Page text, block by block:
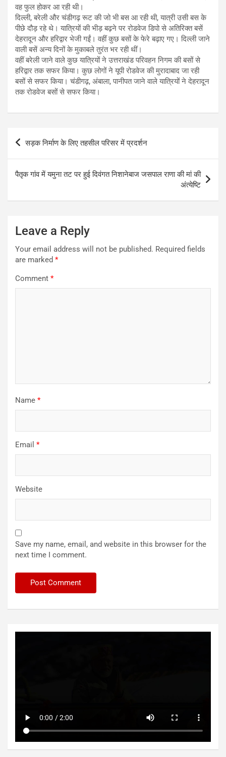
वह फुल होकर आ रही थी।
दिल्ली, बरेली और चंडीगढ़ रूट की जो भी बस आ रही थी, यात्री उसी बस के
पीछे दौड़ रहे थे। यात्रियों की भीड़ बढ़ने पर रोडवेज डिपो से अतिरिक्त बसें
देहरादून और हरिद्वार भेजी गईं। वहीं कुछ बसों के फेरे बढ़ाए गए। दिल्ली जाने
वाली बसें अन्य दिनों के मुकाबले तुरंत भर रही थीं।
वहीं बरेली जाने वाले कुछ यात्रियों ने उत्तराखंड परिवहन निगम की बसों से
हरिद्वार तक सफर किया। कुछ लोगों ने यूपी रोडवेज की मुरादाबाद जा रही
बसों से सफर किया। चंडीगढ़, अंबाला, पानीपत जाने वाले यात्रियों ने देहरादून
तक रोडवेज बसों से सफर किया।
Post
navigation
सड़क निर्माण के लिए तहसील परिसर में प्रदर्शन
पैतृक गांव में यमुना तट पर हुई दिवंगत निशानेबाज जसपाल राणा की मां की
अंत्येष्टि
Leave a Reply
Your email address will not be published. Required fields
are marked *
Comment *
Name *
Email *
Website
Save my name, email, and website in this browser for the
next time I comment.